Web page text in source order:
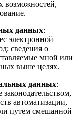
возможностей,
данных:
электронной
сведения о
мной или
выше целях.
данных:
автоматизации,
путем смешанной